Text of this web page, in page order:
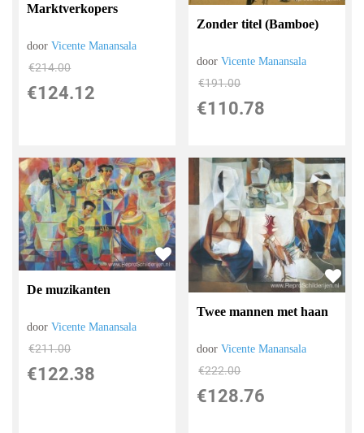
Marktverkopers
doorVicente Manansala
€214.00
€124.12
Zonder titel (Bamboe)
doorVicente Manansala
€191.00
€110.78
De muzikanten
doorVicente Manansala
€211.00
€122.38
Twee mannen met haan
doorVicente Manansala
€222.00
€128.76